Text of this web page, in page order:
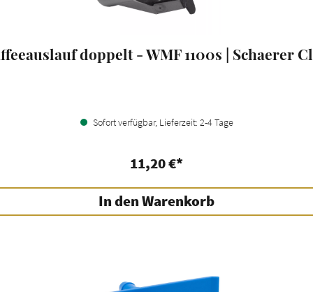
doppelt - WMF 1100s | Schaerer
Sofort verfügbar, Lieferzeit: 2-4 Tage
11,20 €*
In den Warenkorb